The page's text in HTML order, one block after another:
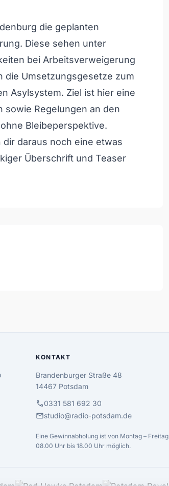
die geplanten
Diese sehen unter
bei Arbeitsverweigerung
Umsetzungsgesetze zum
Asylsystem. Ziel ist hier eine
sowie Regelungen an den
Bleibeperspektive.
daraus noch eine etwas
Überschrift und Teaser
KONTAKT
Brandenburger Straße 48
14467 Potsdam
call0331 581 692 30
mailstudio@radio-potsdam.de
Eine Gewinnabholung ist von Montag – Freitag
08.00 Uhr bis 18.00 Uhr möglich.